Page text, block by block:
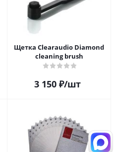
Щетка Clearaudio Diamond
cleaning brush
3 150₽/шт